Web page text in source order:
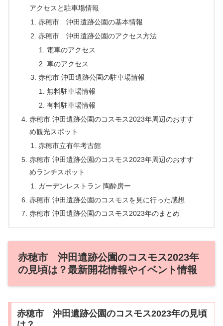
アクセスと駐車場情報
赤穂市 沖田遺跡公園の基本情報
赤穂市 沖田遺跡公園のアクセス方法
電車のアクセス
車のアクセス
赤穂市 沖田遺跡公園の駐車場情報
無料駐車場情報
有料駐車場情報
赤穂市 沖田遺跡公園のコスモス2023年周辺のおすす
め観光スポット
赤穂市立有年考古館
赤穂市 沖田遺跡公園のコスモス2023年周辺のおすす
めランチスポット
ガーデンレストラン 陶酔房ー
赤穂市 沖田遺跡公園のコスモスを見に行った感想
赤穂市 沖田遺跡公園のコスモス2023年のまとめ
赤穂市 沖田遺跡公園のコスモス2023年
の見頃は？最新開花情報やイベント情報
赤穂市 沖田遺跡公園のコスモス2023年の見頃